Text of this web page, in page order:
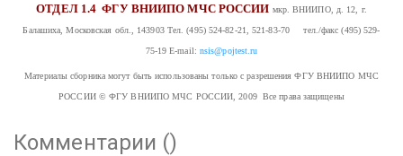
ОТДЕЛ 1.4ФГУ ВНИИПО МЧС РОССИИ мкр. ВНИИПО, д. 12, г.
Балашиха, Московская обл., 143903Тел. (495) 524-82-21, 521-83-70 тел./факс (495) 529-
75-19 E-mail: nsis@pojtest.ru
Материалы сборника могут быть использованы только с разрешения ФГУ ВНИИПО МЧС
РОССИИ© ФГУ ВНИИПО МЧС РОССИИ, 2009 Все права защищены
Комментарии ()